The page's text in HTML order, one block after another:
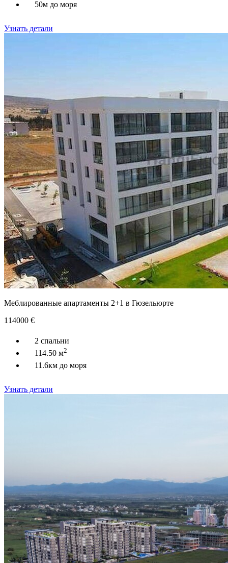
50м до моря
Узнать детали
Меблированные апартаменты 2+1 в Гюзельюрте
114000 €
2 спальни
114.50 м2
11.6км до моря
Узнать детали